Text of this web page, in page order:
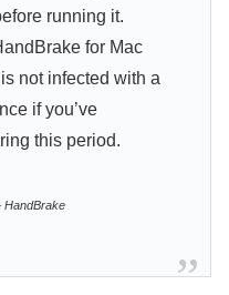
running it.
for Mac
not infected with a
if you’ve
this period.
HandBrake